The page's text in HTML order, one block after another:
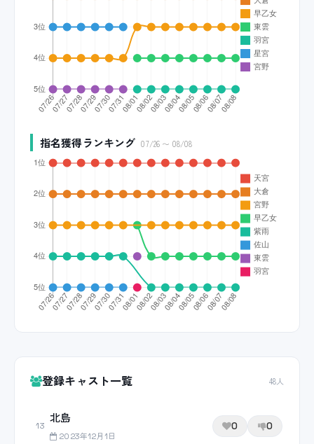
指名獲得ランキング 07/26 〜 08/08
登録キャスト一覧 48人
13
北島
2023年12月1日
0 0